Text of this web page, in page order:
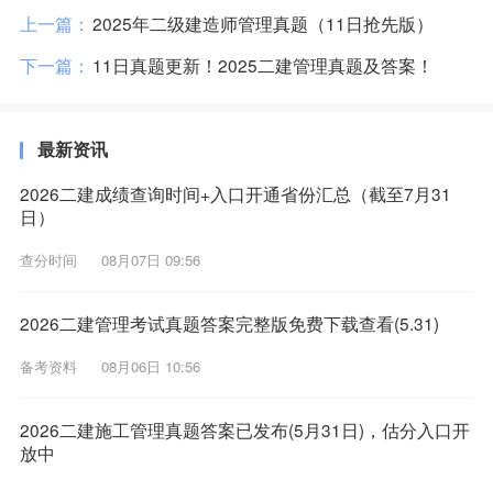
上一篇： 2025年二级建造师管理真题（11日抢先版）
下一篇： 11日真题更新！2025二建管理真题及答案！
最新资讯
2026二建成绩查询时间+入口开通省份汇总（截至7月31
日）
查分时间 08月07日 09:56
2026二建管理考试真题答案完整版免费下载查看(5.31)
备考资料 08月06日 10:56
2026二建施工管理真题答案已发布(5月31日)，估分入口开
放中